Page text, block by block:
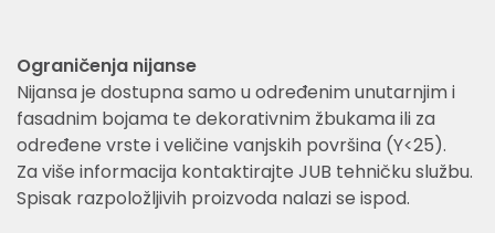
Ograničenja nijanse
Nijansa je dostupna samo u određenim unutarnjim i
fasadnim bojama te dekorativnim žbukama ili za
određene vrste i veličine vanjskih površina (Y<25).
Za više informacija kontaktirajte JUB tehničku službu.
Spisak razpoložljivih proizvoda nalazi se ispod.